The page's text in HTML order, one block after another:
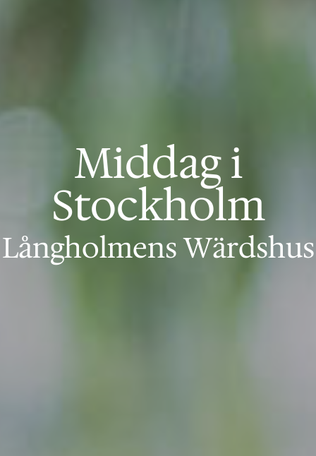
Middag i
Stockholm
Långholmens Wärdshus